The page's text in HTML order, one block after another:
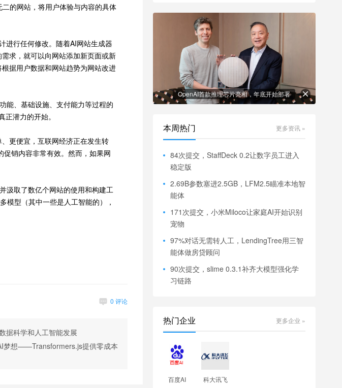
的网站，将用户体验与内容的具体
进行任何修改。随着AI网站生成器
求，就可以向网站添加新页面或新
据用户数据和网站趋势为网站改进
能、基础设施、支付能力等过程的
潜力的开始。
更便宜，互联网经济正在发生转
销内容非常有效。然而，如果网
汲取了数亿个网站的使用和构建工
模型（其中一些是人工智能的），
0 评论
据科学和人工智能发展
梦想——Transformers.js提供零成本
OpenAI首款推理芯片亮相，年底开始部署
本周热门 更多资讯 »
84次提交，StaffDeck 0.2让数字员工进入
稳定版
2.69B参数塞进2.5GB，LFM2.5瞄准本地智
能体
171次提交，小米Miloco让家庭AI开始识别
宠物
97%对话无需转人工，LendingTree用三智
能体做房贷顾问
90次提交，slime 0.3.1补齐大模型强化学
习链路
热门企业 更多企业 »
百度AI 科大讯飞